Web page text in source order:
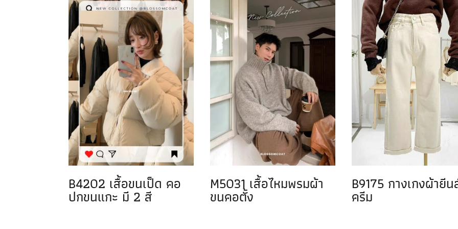
B4202 เสื้อขนเป็ด คอ
ปกขนแกะ มี 2 สี
M5031 เสื้อไหมพรมผ้า
ขนคอตั้ง
B9175 กางเกงผ้ายี
ครีม